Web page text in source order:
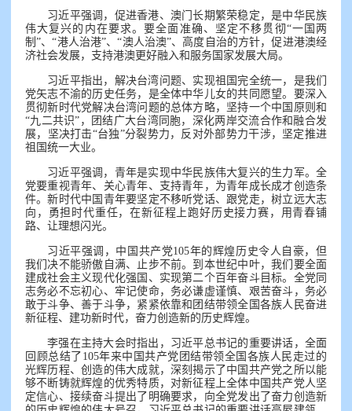
习近平强调，促进香港、澳门长期繁荣稳定，是中华民族
伟大复兴的内在要求。要全面准确、坚定不移贯彻“一国两
制”、“港人治港”、“澳人治澳”、高度自治的方针，促进港澳经
济社会发展，支持港澳更好融入和服务国家发展大局。
习近平指出，解决台湾问题、实现祖国完全统一，是我们
党矢志不渝的历史任务，是全体中华儿女的共同愿望。要深入
贯彻新时代党解决台湾问题的总体方略，坚持一个中国原则和
“九二共识”，团结广大台湾同胞，深化两岸交流合作和融合发
展，坚决打击“台独”分裂势力，反对外部势力干涉，坚定推进
祖国统一大业。
习近平强调，青年是实现中华民族伟大复兴的生力军。全
党要重视青年、关心青年、支持青年，为青年成长成才创造条
件。新时代中国青年要坚定不移听党话、跟党走，树立远大志
向，勇担时代重任，在新征程上跑好历史接力赛，用青春铺
路、让理想闪光。
习近平强调，中国共产党105年的辉煌历史令人自豪，但
我们决不能骄傲自满、止步不前。到本世纪中叶，我们要全面
建成社会主义现代化强国、实现第二个百年奋斗目标。全党同
志务必不忘初心、牢记使命，务必谦虚谨慎、艰苦奋斗，务必
敢于斗争、善于斗争，紧紧依靠和团结带领全国各族人民奋进
新征程、建功新时代，奋力创造新的历史辉煌。
李强在主持大会时指出，习近平总书记的重要讲话，全面
回顾总结了105年来中国共产党团结带领全国各族人民走过的
光辉历程、创造的伟大成就，深刻揭示了中国共产党之所以能
够不断铸就辉煌的优秀特质，对新征程上全体中国共产党人坚
定信心、接续奋斗提出了明确要求，向全党发出了奋力创造新